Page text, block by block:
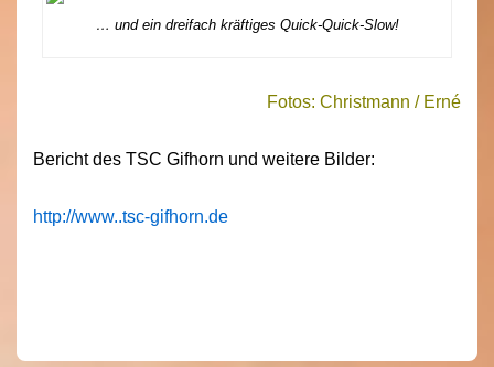
… und ein dreifach kräftiges Quick-Quick-Slow!
Fotos: Christmann / Erné
Bericht des TSC Gifhorn und weitere Bilder:
http://www..tsc-gifhorn.de